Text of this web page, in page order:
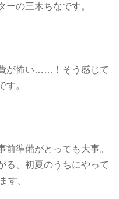
の三木ちなです。
が怖い……！そう感じて
す。
準備がとっても大事。
る、初夏のうちにやって
す。